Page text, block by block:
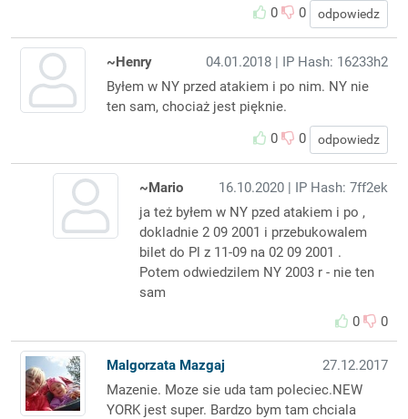
0 0 odpowiedz
04.01.2018 | IP Hash: 16233h2
~Henry
Byłem w NY przed atakiem i po nim. NY nie
ten sam, chociaż jest pięknie.
0
0 odpowiedz
16.10.2020 | IP Hash: 7ff2ek
~Mario
ja też byłem w NY pzed atakiem i po ,
dokladnie 2 09 2001 i przebukowalem
bilet do Pl z 11-09 na 02 09 2001 .
Potem odwiedzilem NY 2003 r - nie ten
sam
0
0
27.12.2017
Malgorzata Mazgaj
Mazenie. Moze sie uda tam poleciec.NEW
YORK jest super. Bardzo bym tam chciala